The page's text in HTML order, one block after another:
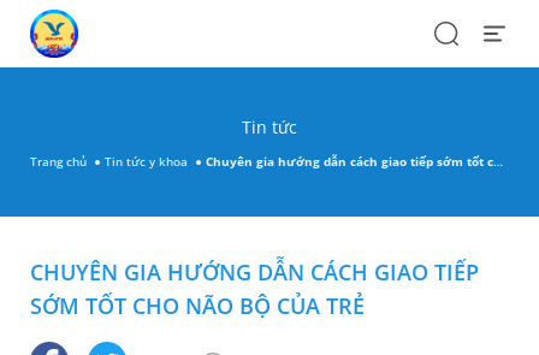
SearchOpen
Tin tức
Trang chủ Tin tức y khoa Chuyên gia hướng dẫn cách giao tiếp sớm tốt cho não bộ của trẻ
CHUYÊN GIA HƯỚNG DẪN CÁCH GIAO TIẾP
SỚM TỐT CHO NÃO BỘ CỦA TRẺ